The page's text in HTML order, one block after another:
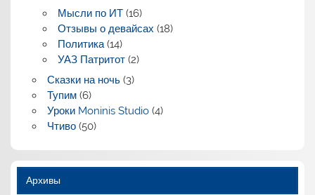
Мысли по ИТ(16)
Отзывы о девайсах (18)
Политика(14)
УАЗ Патритот(2)
Сказки на ночь(3)
Тупим(6)
Уроки Moninis Studio(4)
Чтиво(50)
Архивы